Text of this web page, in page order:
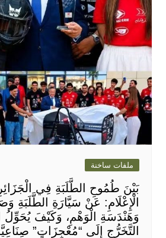
ملفات ساخنة
بَيْنَ طُمُوحِ الطَّلَبَةِ فِي
الْإِعْلَامِ: عَنْ سَيَّارَةِ الطَّلَبَةِ
وَهَنْدَسَةِ الْوَهْمِ، وَكَيْفَ يُحَوِّلُ
التَّخَرُّجِ إِلَى “مُعْجِزَاتٍ”